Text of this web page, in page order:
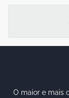
O maior e mais